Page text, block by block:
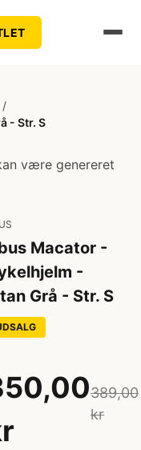
/
- Str. S
være genereret
Macator -
-
Grå - Str. S
389,00
kr